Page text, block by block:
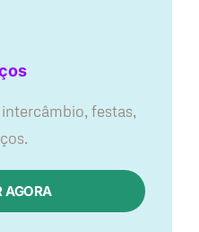
festas,
AGORA